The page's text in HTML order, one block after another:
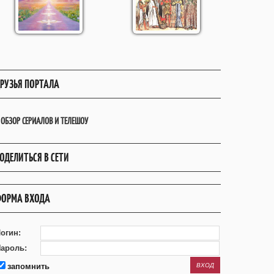
ПОРТАЛА
ОБЗОР СЕРИАЛОВ И ТЕЛЕШОУ
В СЕТИ
ВХОДА
запомнить